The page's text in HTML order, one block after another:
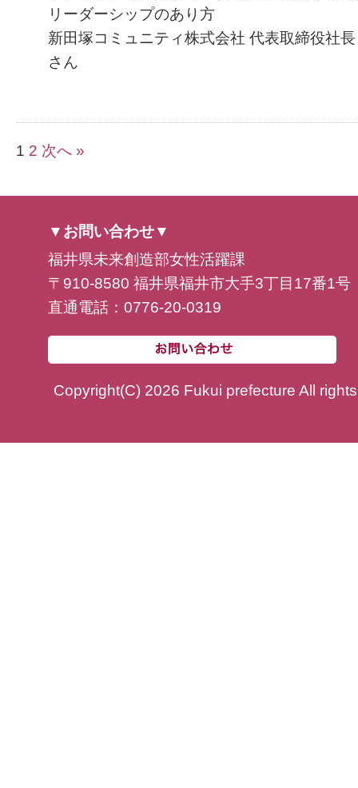
リーダーシップのあり方
新田塚コミュニティ株式会社 代表取締役社
さん
1 2 次へ »
▼お問い合わせ▼
福井県未来創造部女性活躍課
〒910-8580 福井県福井市大手3丁目17番1号
直通電話：0776-20-0319
Copyright(C) 2026 Fukui prefecture All